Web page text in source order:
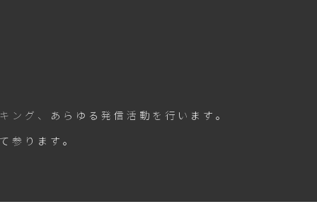
ング、あらゆる発信活動を行います。
参ります。